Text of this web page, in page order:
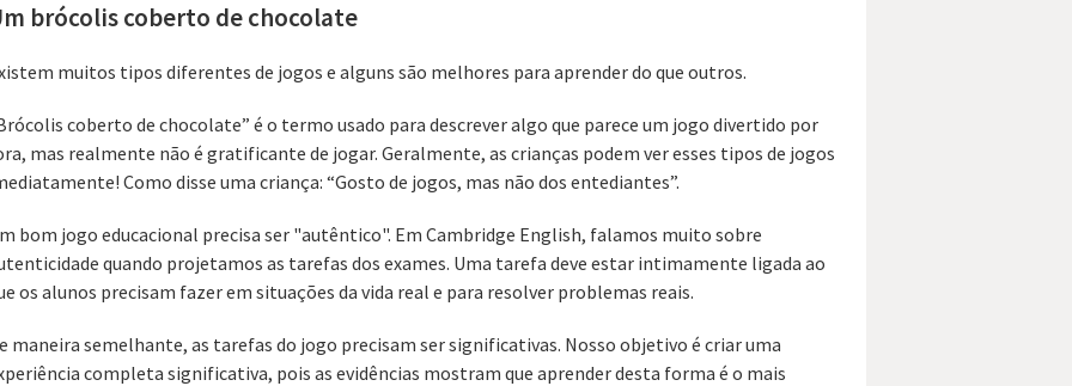
brócolis coberto de chocolate
muitos tipos diferentes de jogos e alguns são melhores para aprender do que outros.
coberto de chocolate” é o termo usado para descrever algo que parece um jogo divertido por
mas realmente não é gratificante de jogar. Geralmente, as crianças podem ver esses tipos de jogos
Como disse uma criança: “Gosto de jogos, mas não dos entediantes”.
bom jogo educacional precisa ser "autêntico". Em Cambridge English, falamos muito sobre
quando projetamos as tarefas dos exames. Uma tarefa deve estar intimamente ligada ao
os alunos precisam fazer em situações da vida real e para resolver problemas reais.
maneira semelhante, as tarefas do jogo precisam ser significativas. Nosso objetivo é criar uma
completa significativa, pois as evidências mostram que aprender desta forma é o mais